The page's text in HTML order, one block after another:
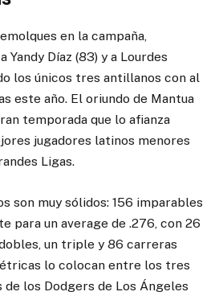
en la campaña,
Díaz (83) y a Lourdes
los únicos tres antillanos con al
este año. El oriundo de Mantua
temporada que lo afianza
jugadores latinos menores
Ligas.
son muy sólidos: 156 imparables
para un average de .276, con 26
un triple y 86 carreras
lo colocan entre los tres
los Dodgers de Los Ángeles